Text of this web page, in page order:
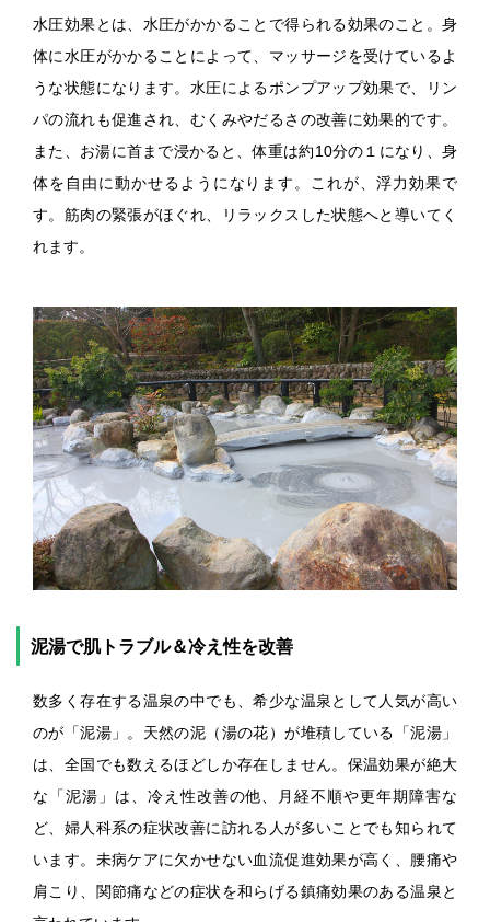
水圧効果とは、水圧がかかることで得られる効果のこと。身
体に水圧がかかることによって、マッサージを受けているよ
うな状態になります。水圧によるポンプアップ効果で、リン
パの流れも促進され、むくみやだるさの改善に効果的です。
また、お湯に首まで浸かると、体重は約10分の１になり、身
体を自由に動かせるようになります。これが、浮力効果で
す。筋肉の緊張がほぐれ、リラックスした状態へと導いてく
れます。
泥湯で肌トラブル＆冷え性を改善
数多く存在する温泉の中でも、希少な温泉として人気が高い
のが「泥湯」。天然の泥（湯の花）が堆積している「泥湯」
は、全国でも数えるほどしか存在しません。保温効果が絶大
な「泥湯」は、冷え性改善の他、月経不順や更年期障害な
ど、婦人科系の症状改善に訪れる人が多いことでも知られて
います。未病ケアに欠かせない血流促進効果が高く、腰痛や
肩こり、関節痛などの症状を和らげる鎮痛効果のある温泉と